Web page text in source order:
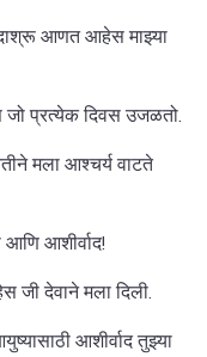
आणत आहेस माझ्या
जो प्रत्येक दिवस उजळतो.
मला आश्चर्य वाटते
आणि आशीर्वाद!
जी देवाने मला दिली.
आशीर्वाद तुझ्या